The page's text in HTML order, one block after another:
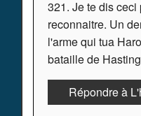
321. Je te dis
reconnaitre. Un
l'arme qui tua
bataille de
Répondre à